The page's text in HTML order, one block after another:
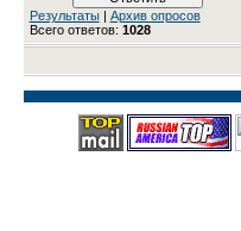
Результаты| Архив опросов
Всего ответов: 1028